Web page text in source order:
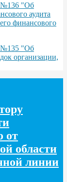
№136 "Об
аудита
финансового
№135 "Об
организации,
от
области
линии